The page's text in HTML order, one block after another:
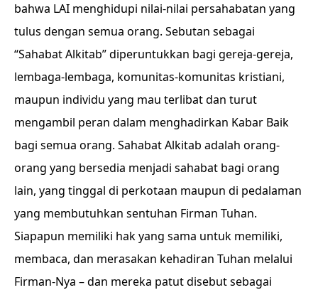
bahwa LAI menghidupi nilai-nilai persahabatan yang
tulus dengan semua orang. Sebutan sebagai
“Sahabat Alkitab” diperuntukkan bagi gereja-gereja,
lembaga-lembaga, komunitas-komunitas kristiani,
maupun individu yang mau terlibat dan turut
mengambil peran dalam menghadirkan Kabar Baik
bagi semua orang. Sahabat Alkitab adalah orang-
orang yang bersedia menjadi sahabat bagi orang
lain, yang tinggal di perkotaan maupun di pedalaman
yang membutuhkan sentuhan Firman Tuhan.
Siapapun memiliki hak yang sama untuk memiliki,
membaca, dan merasakan kehadiran Tuhan melalui
Firman-Nya – dan mereka patut disebut sebagai